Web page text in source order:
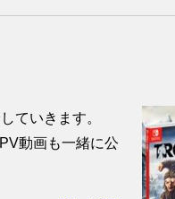
ていきます。
動画も一緒に公